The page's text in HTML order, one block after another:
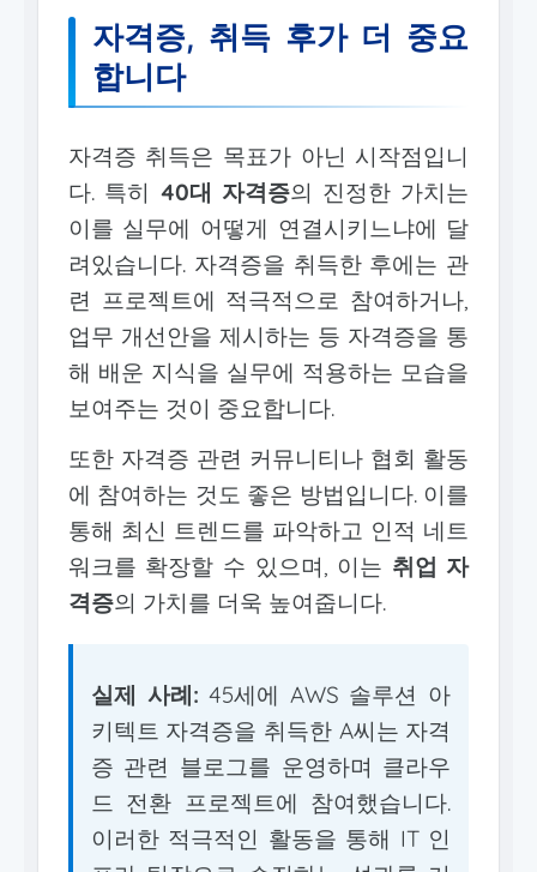
자격증, 취득 후가 더 중요
합니다
자격증 취득은 목표가 아닌 시작점입니
다. 특히 40대 자격증의 진정한 가치는
이를 실무에 어떻게 연결시키느냐에 달
려있습니다. 자격증을 취득한 후에는 관
련 프로젝트에 적극적으로 참여하거나,
업무 개선안을 제시하는 등 자격증을 통
해 배운 지식을 실무에 적용하는 모습을
보여주는 것이 중요합니다.
또한 자격증 관련 커뮤니티나 협회 활동
에 참여하는 것도 좋은 방법입니다. 이를
통해 최신 트렌드를 파악하고 인적 네트
워크를 확장할 수 있으며, 이는 취업 자
격증의 가치를 더욱 높여줍니다.
실제 사례: 45세에 AWS 솔루션 아
키텍트 자격증을 취득한 A씨는 자격
증 관련 블로그를 운영하며 클라우
드 전환 프로젝트에 참여했습니다.
이러한 적극적인 활동을 통해 IT 인